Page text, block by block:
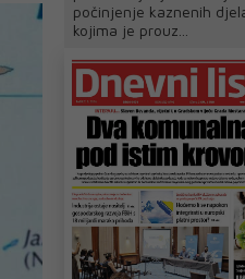
počinjenje kaznenih
kojima je prouz...